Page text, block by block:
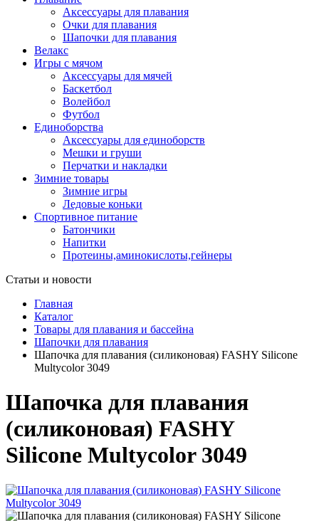
Аксессуары для плавания
Очки для плавания
Шапочки для плавания
Велакс
Игры с мячом
Аксессуары для мячей
Баскетбол
Волейбол
Футбол
Единоборства
Аксессуары для единоборств
Мешки и груши
Перчатки и накладки
Зимние товары
Зимние игры
Ледовые коньки
Спортивное питание
Батончики
Напитки
Протеины,аминокислоты,гейнеры
Статьи и новости
Главная
Каталог
Товары для плавания и бассейна
Шапочки для плавания
Шапочка для плавания (силиконовая) FASHY Silicone
Multycolor 3049
Шапочка для плавания
(силиконовая) FASHY
Silicone Multycolor 3049